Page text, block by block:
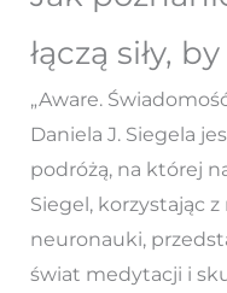
łączą siły,
„Aware.
Daniela J. Siegela
podróżą, na której
Siegel, korzystając
neuronauki,
świat medytacji i